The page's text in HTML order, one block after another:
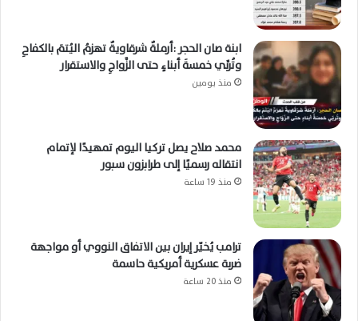
ابنة صان الحجر :أرملةٌ شرقاويةٌ تهزمُ اليُتمَ بالكفاحِ
وتُربِّي خمسةَ أبناءٍ حتى الزَّواجِ والاستقرار
منذ يومين
محمد صلاح يصل تركيا اليوم تمهيدًا لإتمام
انتقاله رسميًا إلى طرابزون سبور
منذ 19 ساعة
ترامب يُخيّر إيران بين الاتفاق النووي أو مواجهة
ضربة عسكرية أمريكية حاسمة
منذ 20 ساعة